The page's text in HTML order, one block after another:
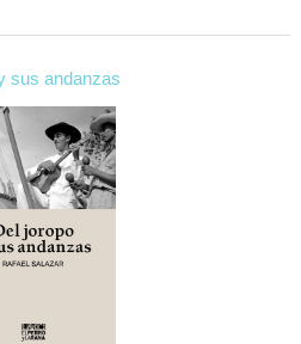
sus andanzas